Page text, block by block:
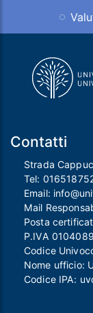
Contatti
Strada
Tel:
Email:
Mail
Posta
P.IVA
Codice
Nome ufficio:
Codice IPA: